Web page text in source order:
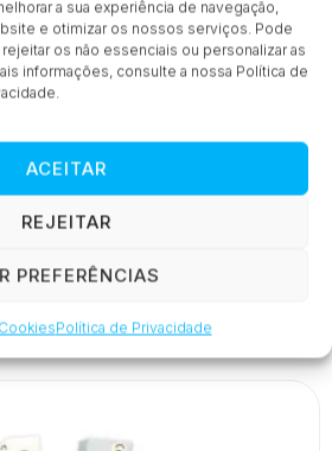
a sua experiência de navegação,
e otimizar os nossos serviços. Pode
os não essenciais ou personalizar as
informações, consulte a nossa Política de
ACEITAR
REJEITAR
PREFERÊNCIAS
Política de Privacidade